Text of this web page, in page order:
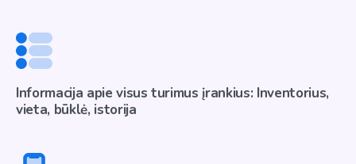
Informacija apie visus turimus įrankius: Inventorius,
vieta, būklė, istorija